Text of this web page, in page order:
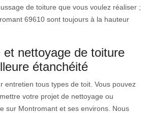
de toiture que vous voulez réaliser ;
69610 sont toujours à la hauteur
et nettoyage de toiture
étanchéité
entretien tous types de toit. Vous pouvez
votre projet de nettoyage ou
sur Montromant et ses environs. Nous